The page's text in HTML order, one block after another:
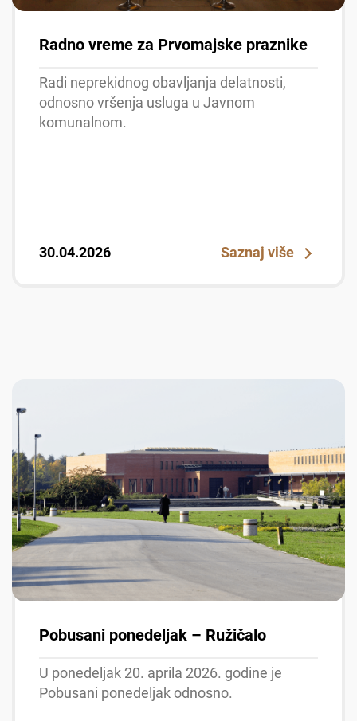
Radno vreme za Prvomajske praznike
Radi neprekidnog obavljanja delatnosti,
odnosno vršenja usluga u Javnom
komunalnom.
30.04.2026 Saznaj više
Pobusani ponedeljak – Ružičalo
U ponedeljak 20. aprila 2026. godine je
Pobusani ponedeljak odnosno.